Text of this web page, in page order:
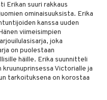
Erikan suuri rakkaus
ominaisuuksista. Erika
kanssa uuden
viimeisimpien
joka
on puolestaan
häille. Erika suunnitteli
Victorialle ja
tarkoituksena on korostaa